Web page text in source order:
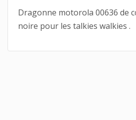
Dragonne motorola 00636 de
noire pour les talkies walkies .